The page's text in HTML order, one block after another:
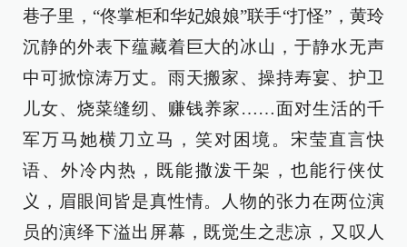
巷子里，“佟掌柜和华妃娘娘”联手“打怪”，黄玲
沉静的外表下蕴藏着巨大的冰山，于静水无声
中可掀惊涛万丈。雨天搬家、操持寿宴、护卫
儿女、烧菜缝纫、赚钱养家……面对生活的千
军万马她横刀立马，笑对困境。宋莹直言快
语、外冷内热，既能撒泼干架，也能行侠仗
义，眉眼间皆是真性情。人物的张力在两位演
员的演绎下溢出屏幕，既觉生之悲凉，又叹人